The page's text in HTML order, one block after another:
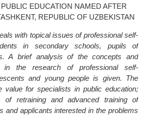
EDUCATION NAMED AFTER
REPUBLIC OF UZBEKISTAN
with topical issues of professional self-
in secondary schools, pupils of
A brief analysis of the concepts and
in the research of professional self-
and young people is given. The
value for specialists in public education;
of retraining and advanced training of
and applicants interested in the problems